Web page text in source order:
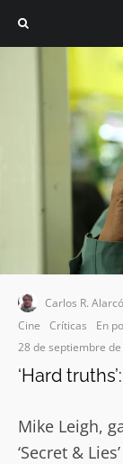
Carlos R.
Cine
Críticas En
28 de septiembre
‘Hard
Mike Leigh,
‘Secret &